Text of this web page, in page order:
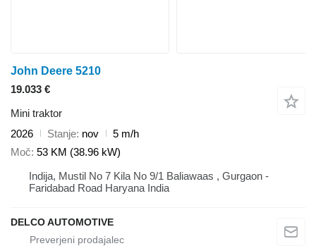
John Deere 5210
19.033 €
Mini traktor
2026
Stanje nov
5 m/h
Moč 53 KM (38.96 kW)
Indija, Mustil No 7 Kila No 9/1 Baliawaas , Gurgaon -
Faridabad Road Haryana India
DELCO AUTOMOTIVE